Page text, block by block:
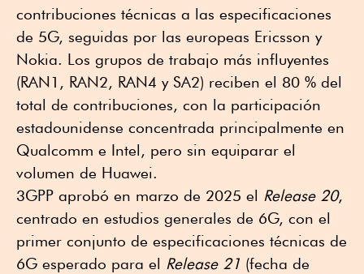
contribuciones técnicas a las especificaciones
de 5G, seguidas por las europeas Ericsson y
Nokia. Los grupos de trabajo más influyentes
(RAN1, RAN2, RAN4 y SA2) reciben el 80 % del
total de contribuciones, con la participación
estadounidense concentrada principalmente en
Qualcomm e Intel, pero sin equiparar el
volumen de Huawei.
3GPP aprobó en marzo de 2025 el Release 20,
centrado en estudios generales de 6G, con el
primer conjunto de especificaciones técnicas de
6G esperado para el Release 21 (fecha de